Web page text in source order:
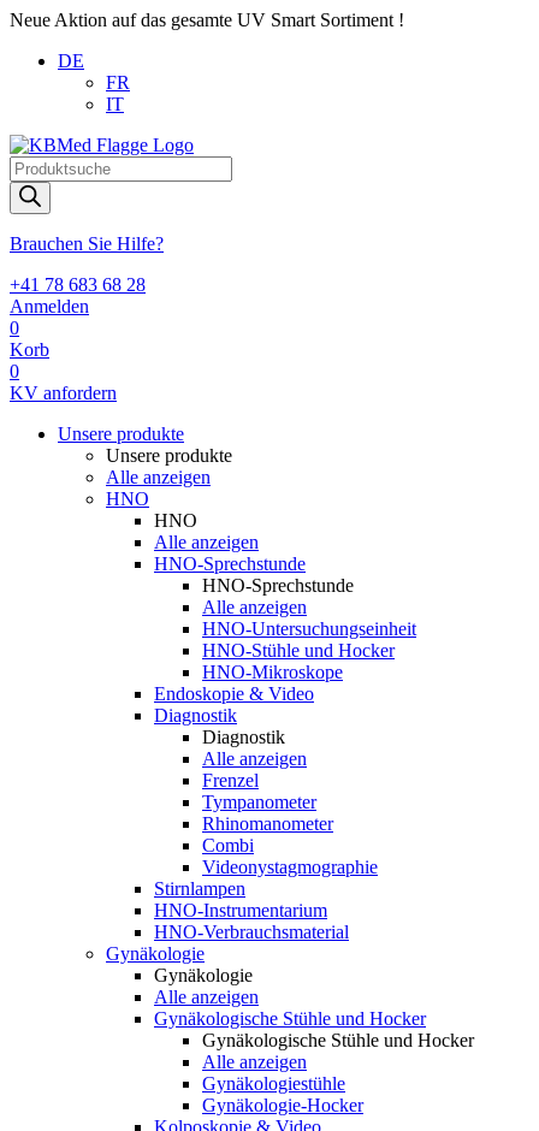
Neue Aktion auf das gesamte UV Smart Sortiment !
DE
FR
IT
Products
search
Brauchen Sie Hilfe?
+41 78 683 68 28
Anmelden
0
Korb
0
KV anfordern
Unsere produkte
Unsere produkte
Alle anzeigen
HNO
HNO
Alle anzeigen
HNO-Sprechstunde
HNO-Sprechstunde
Alle anzeigen
HNO-Untersuchungseinheit
HNO-Stühle und Hocker
HNO-Mikroskope
Endoskopie & Video
Diagnostik
Diagnostik
Alle anzeigen
Frenzel
Tympanometer
Rhinomanometer
Combi
Videonystagmographie
Stirnlampen
HNO-Instrumentarium
HNO-Verbrauchsmaterial
Gynäkologie
Gynäkologie
Alle anzeigen
Gynäkologische Stühle und Hocker
Gynäkologische Stühle und Hocker
Alle anzeigen
Gynäkologiestühle
Gynäkologie-Hocker
Kolposkopie & Video